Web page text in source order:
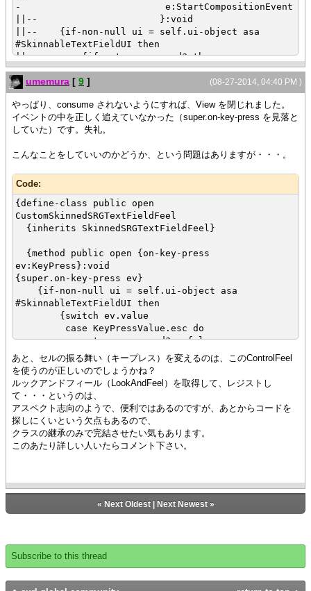
- e:StartCompositionEvent
||-- }:void
||-- {if-non-null ui = self.ui-object asa
#SkinnableTextFieldUI then
||-- {if not e.consumed? then
||-- {type-switch {get-grid-cell ui}
||-- case srgc:StandardRecordGridCell
do
||-- {srgc.reveal-if-hidden}
||-- {if not srgc.edit-active? then
||-- {ui.control.become-active-
||-- set srgc.edit-active? =
||-- }
||-- }
||-- }
||-- }
||-- || FIXME: why don't we call into super
||-- }
{method public open {on-key-press
ev:KeyPress}:void
{if-non-null ui = self.ui-object asa
#SkinnableTextFieldUI then
{non-null {get-grid-cell ui}}
{cell.reveal-if-hidden}
|| Toggle edit mode if necessary.
{if not cell.edit-active? and
(ev.insertable? or
ev.value == KeyPressValue.backspace
or
ev.value == KeyPressValue.f2)
then
set cell.edit-active? = true
}
let constant
rng:StringDataModelWritableRange =
(08-27-2014, 04:40 PM )
umemura [ 9 ]
やっぱり、consume されないようにすれば、View を閉じれました。
イベントの中を正しく追えていなかった（super.on-key-press を見落と
していた）です。失礼。
こんなことをしていいのかどうか、という問題はありますが・・・。
Code:
{define-class public open
CustomSkinnedSRGTextFieldFeel
{inherits SkinnedSRGTextFieldFeel}
{method public open {on-key-press
ev:KeyPress}:void
{super.on-key-press ev}
{if-non-null ui = self.ui-object asa
#SkinnableTextFieldUI then
{switch ev.value
case KeyPressValue.esc do
set ev.consumed? = false
}
}
}
}
あと、セルの振る舞い（キープレス）を変えるのは、このControlFeel
を使うのが正しいのでしょうかね？
ルックアンドフィール（LookAndFeel）を取得して、レジストし
て・・・というのは、
アスペクト志向のようで、便利ではあるのですが、あとからコードを
探しにくいという欠点もあるので、
クラスの継承のみで完結させたい気もあります。
このあたり詳しい人いたらコメント下さい。
« Next Oldest| Next Newest»
Subscribe to this thread